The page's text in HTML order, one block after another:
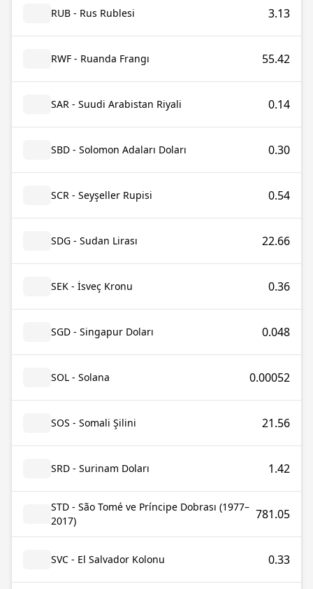
RUB - Rus Rublesi 3.13
RWF - Ruanda Frangı 55.42
SAR - Suudi Arabistan Riyali 0.14
SBD - Solomon Adaları Doları 0.30
SCR - Seyşeller Rupisi 0.54
SDG - Sudan Lirası 22.66
SEK - İsveç Kronu 0.36
SGD - Singapur Doları 0.048
SOL - Solana 0.00052
SOS - Somali Şilini 21.56
SRD - Surinam Doları 1.42
STD - São Tomé ve Príncipe Dobrası (1977–
2017)
781.05
SVC - El Salvador Kolonu 0.33